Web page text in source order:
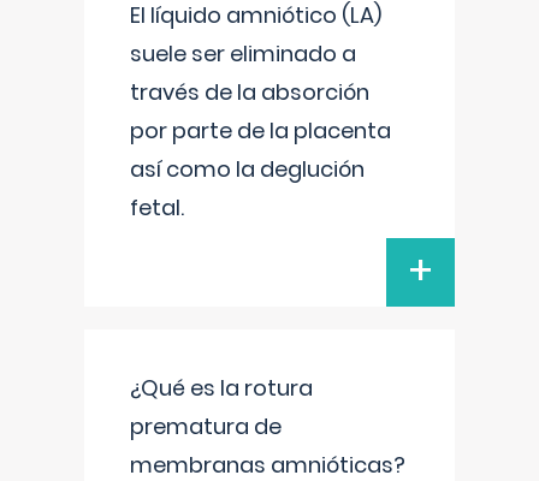
El líquido amniótico (LA)
suele ser eliminado a
través de la absorción
por parte de la placenta
así como la deglución
fetal.
+
¿Qué es la rotura
prematura de
membranas amnióticas?